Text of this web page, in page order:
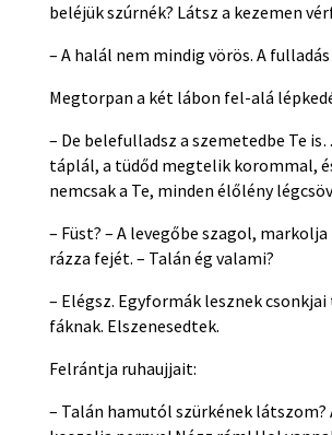
beléjük szúrnék? Látsz a kezemen
– A halál nem mindig vörös. A
Megtorpan a két lábon fel-alá
– De belefulladsz a szemetedbe Te
táplál, a tüdőd megtelik korommal,
nemcsak a Te, minden élőlény
– Füst? – A levegőbe szagol,
rázza fejét. – Talán ég valami?
– Elégsz. Egyformák lesznek csonkjai
fáknak. Elszenesedtek.
Felrántja ruhaujjait:
– Talán hamutól szürkének látszom?